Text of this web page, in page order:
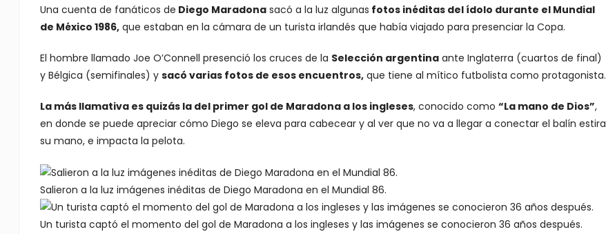
Una cuenta de fanáticos de Diego Maradonasacó a la luz algunas fotos inéditas del ídolo durante el Mundial
de México 1986,que estaban en la cámara de un turista irlandés que había viajado para presenciar la Copa.
El hombre llamado Joe O’Connell presenció los cruces de la Selección argentinaante Inglaterra (cuartos de final)
y Bélgica (semifinales) y sacó varias fotos de esos encuentros,que tiene al mítico futbolista como protagonista.
La más llamativa es quizás la del primer gol de Maradona a los ingleses, conocido como “La mano de Dios”,
en donde se puede apreciar cómo Diego se eleva para cabecear y al ver que no va a llegar a conectar el balín estira
su mano, e impacta la pelota.
Salieron a la luz imágenes inéditas de Diego Maradona en el Mundial 86.
Un turista captó el momento del gol de Maradona a los ingleses y las imágenes se conocieron 36 años después.